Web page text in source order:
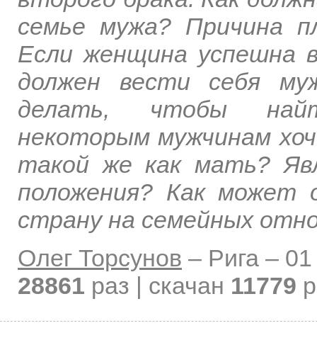
семье мужа? Причина
Если женщина успешна
должен вести себя
делать, чтобы
некоторым мужчинам
такой же как мать?
положения? Как может
страну на семейных
Олег Торсунов – Рига –
28861 раз | скачан 11779